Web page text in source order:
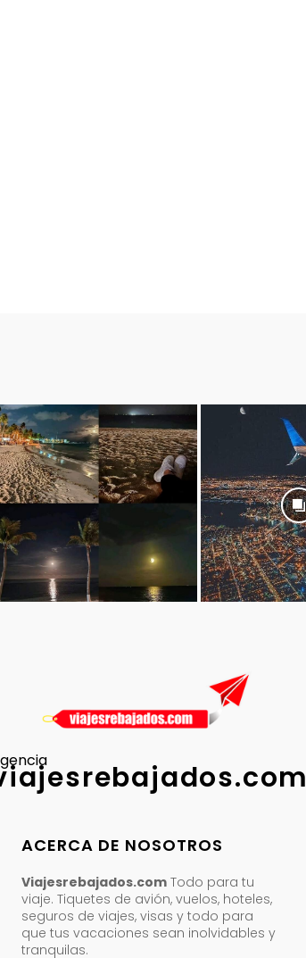
ACERCA DE NOSOTROS
Viajesrebajados.com Todo para tu
viaje. Tiquetes de avión, vuelos, hoteles,
seguros de viajes, visas y todo para
que tus vacaciones sean inolvidables y
tranquilas.